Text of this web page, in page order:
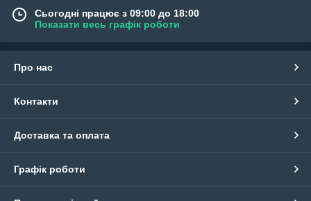
Сьогодні працює з 09:00 до 18:00
Показати весь графік роботи
Про нас
Контакти
Доставка та оплата
Графік роботи